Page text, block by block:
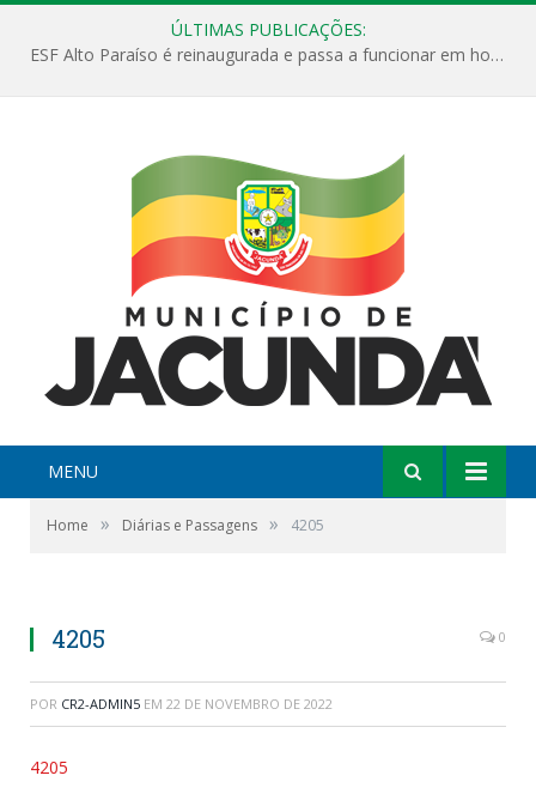
ÚLTIMAS PUBLICAÇÕES:
ESF Alto Paraíso é reinaugurada e passa a funcionar em horário estendido
MENU
Home » Diárias e Passagens » 4205
4205 0
POR CR2-ADMIN5 EM 22 DE NOVEMBRO DE 2022
4205